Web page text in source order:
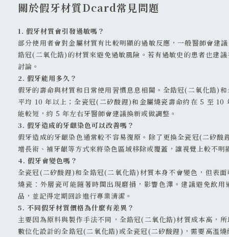
關於假牙材質Dcard常見問題
1. 假牙材質會引發過敏嗎？
部分使用者會對金屬材質有比較明顯的過敏反應，一般醫師會建
鋯冠(二氧化鋯)的材質來避免過敏風險。若有過敏史的患者也建
討論。
2. 假牙能用多久？
假牙的壽命與材質和日常使用習慣息息相關。全鋯冠(二氧化鋯)
平均 10 年以上；全瓷冠(二矽酸鋰)和金屬燒瓷壽命約在 5 至 10
能較短，約 5 年左右牙醫師會建議換新或做調整。
3. 假牙造成的牙齦染色可以改善嗎？
假牙造成的牙齦染色通常較不容易復原。除了更換全瓷冠(二矽酸
增長術、補牙齦等方式來將染色區域移除或覆蓋，讓視覺上較不明
4. 假牙會變色嗎？
全瓷冠(二矽酸鋰)和全鋯冠(二氧化鋯)材質本身不會變色，但表
燒瓷：外層瓷可能隨著時間出現磨損，影響色澤。建議避免飲
品，並記得定期回診進行專業清潔。
5. 不同假牙材質價格為什麼有差異？
主要因為原料與製作手法不同，全鋯冠(二氧化鋯)材質成本高，
數位化設計的全鋯冠(二氧化鋯)或全瓷冠(二矽酸鋰)，需要高溫